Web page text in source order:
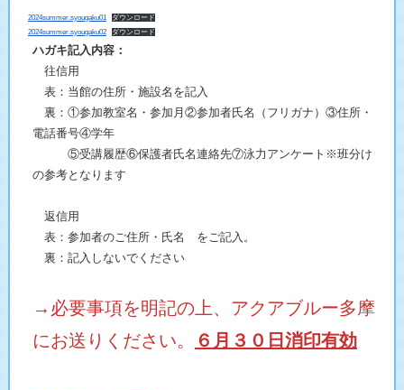
2024summer.syougaku01
ダウンロード
2024summer.syougaku02
ダウンロード
ハガキ記入内容：
往信用
表：当館の住所・施設名を記入
裏：①参加教室名・参加月②参加者氏名（フリガナ）③住所・
電話番号④学年
⑤受講履歴⑥保護者氏名連絡先⑦泳力アンケート※班分け
の参考となります
返信用
表：参加者のご住所・氏名 をご記入。
裏：記入しないでください
→必要事項を明記の上、アクアブルー多摩
にお送りください。
６月３０日 消印有効